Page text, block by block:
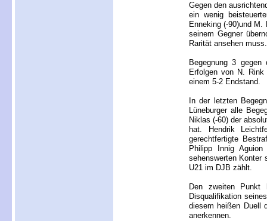
Gegen den
ein wenig
Enneking (-90)und
seinem Gegner
Rarität ansehen muss.
Begegnung 3
Erfolgen von N.
einem 5-2 Endstand.
In der letzten
Lüneburger alle
Niklas (-60) der
hat. Hendrik
gerechtfertigte
Philipp Innig
sehenswerten Konter
U21 im DJB zählt.
Den zweiten Punkt
Disqualifikation
diesem heißen Duell
anerkennen.